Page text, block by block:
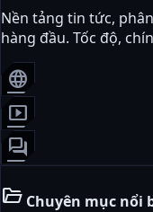
Nền tảng tin tức,
hàng đầu. Tốc độ,
language
smart_display
forum
folder_open Chuyên mục nổi